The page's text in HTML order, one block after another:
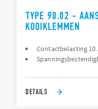
TYPE 90.02 -
KOOIKLEMMEN
Contactbelasting 10
DETAILS